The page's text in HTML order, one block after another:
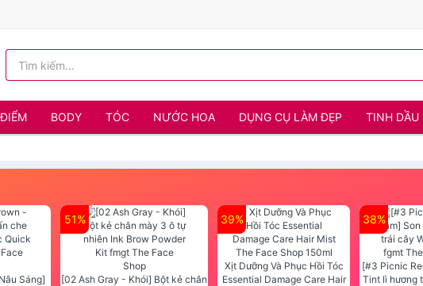
BODY TÓC NƯỚC HOA DỤNG CỤ LÀM ĐẸP TINH DẦU
Sáng]
51%
[02 Ash Gray - Khói] Bột kẻ chân
39%
Xịt Dưỡng Và Phục Hồi Tóc
Essential Damage Care Hair
38%
[#3 Picnic
Tint lì hương